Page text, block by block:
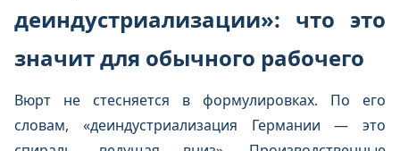
деиндустриализации»: что это
значит для обычного рабочего
Вюрт не стесняется в формулировках. По его
словам, «деиндустриализация Германии — это